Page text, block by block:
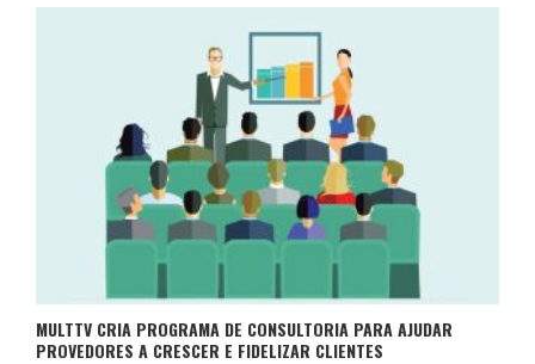
MULTTV CRIA PROGRAMA DE CONSULTORIA PARA AJUDAR
PROVEDORES A CRESCER E FIDELIZAR CLIENTES